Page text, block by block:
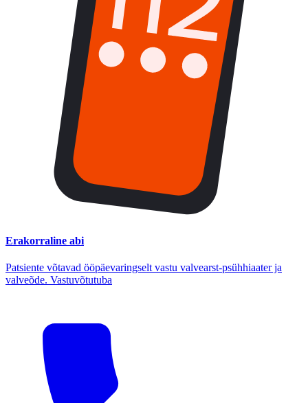
Erakorraline abi
Patsiente võtavad ööpäevaringselt vastu valvearst-psühhiaater ja
valveõde. Vastuvõtutuba